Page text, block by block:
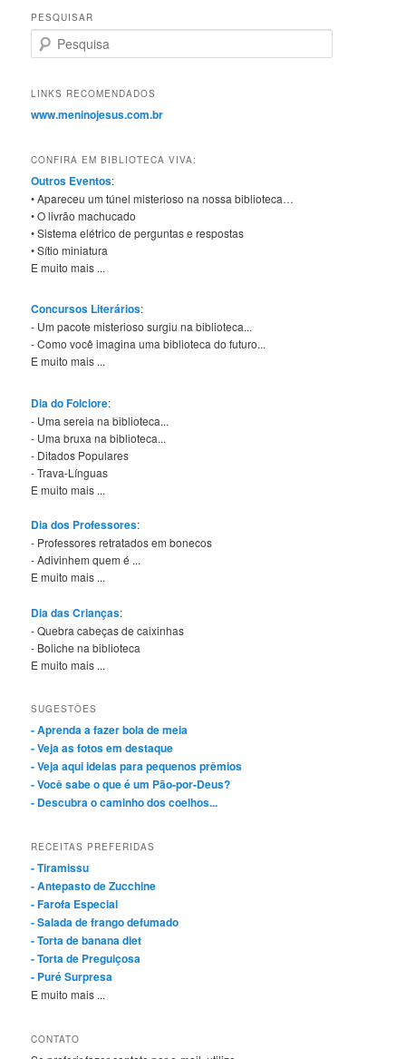
PESQUISAR
Pesquisa
LINKS RECOMENDADOS
www.meninojesus.com.br
CONFIRA EM BIBLIOTECA VIVA:
Outros Eventos:
• Apareceu um túnel misterioso na nossa biblioteca…
• O livrão machucado
• Sistema elétrico de perguntas e respostas
• Sítio miniatura
E muito mais ...
Concursos Literários:
- Um pacote misterioso surgiu na biblioteca...
- Como você imagina uma biblioteca do futuro...
E muito mais ...
Dia do Folclore:
- Uma sereia na biblioteca...
- Uma bruxa na biblioteca...
- Ditados Populares
- Trava-Línguas
E muito mais ...
Dia dos Professores:
- Professores retratados em bonecos
- Adivinhem quem é ...
E muito mais ...
Dia das Crianças:
- Quebra cabeças de caixinhas
- Boliche na biblioteca
E muito mais ...
SUGESTÕES
- Aprenda a fazer bola de meia
- Veja as fotos em destaque
- Veja aqui ideias para pequenos prêmios
- Você sabe o que é um Pão-por-Deus?
- Descubra o caminho dos coelhos...
RECEITAS PREFERIDAS
- Tiramissu
- Antepasto de Zucchine
- Farofa Especial
- Salada de frango defumado
- Torta de banana diet
- Torta de Preguiçosa
- Puré Surpresa
E muito mais ...
CONTATO